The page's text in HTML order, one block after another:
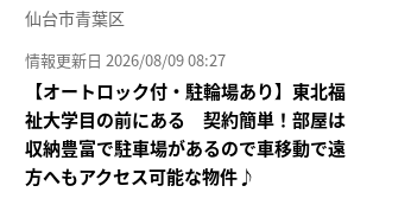
仙台市青葉区
情報更新日 2026/08/09 08:27
【オートロック付・駐輪場あり】東北福
祉大学目の前にある 契約簡単！部屋は
収納豊富で駐車場があるので車移動で遠
方へもアクセス可能な物件♪